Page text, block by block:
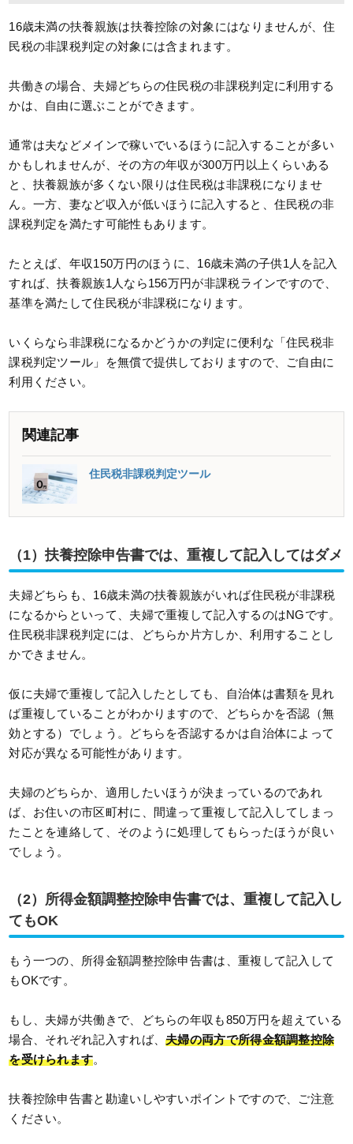
16歳未満の扶養親族は扶養控除の対象にはなりませんが、住
民税の非課税判定の対象には含まれます。
共働きの場合、夫婦どちらの住民税の非課税判定に利用する
かは、自由に選ぶことができます。
通常は夫などメインで稼いでいるほうに記入することが多い
かもしれませんが、その方の年収が300万円以上くらいある
と、扶養親族が多くない限りは住民税は非課税になりませ
ん。一方、妻など収入が低いほうに記入すると、住民税の非
課税判定を満たす可能性もあります。
たとえば、年収150万円のほうに、16歳未満の子供1人を記入
すれば、扶養親族1人なら156万円が非課税ラインですので、
基準を満たして住民税が非課税になります。
いくらなら非課税になるかどうかの判定に便利な「住民税非
課税判定ツール」を無償で提供しておりますので、ご自由に
利用ください。
関連記事
住民税非課税判定ツール
（1）扶養控除申告書では、重複して記入してはダメ
夫婦どちらも、16歳未満の扶養親族がいれば住民税が非課税
になるからといって、夫婦で重複して記入するのはNGです。
住民税非課税判定には、どちらか片方しか、利用することし
かできません。
仮に夫婦で重複して記入したとしても、自治体は書類を見れ
ば重複していることがわかりますので、どちらかを否認（無
効とする）でしょう。どちらを否認するかは自治体によって
対応が異なる可能性があります。
夫婦のどちらか、適用したいほうが決まっているのであれ
ば、お住いの市区町村に、間違って重複して記入してしまっ
たことを連絡して、そのように処理してもらったほうが良い
でしょう。
（2）所得金額調整控除申告書では、重複して記入し
てもOK
もう一つの、所得金額調整控除申告書は、重複して記入して
もOKです。
もし、夫婦が共働きで、どちらの年収も850万円を超えている
場合、それぞれ記入すれば、夫婦の両方で所得金額調整控除
を受けられます。
扶養控除申告書と勘違いしやすいポイントですので、ご注意
ください。